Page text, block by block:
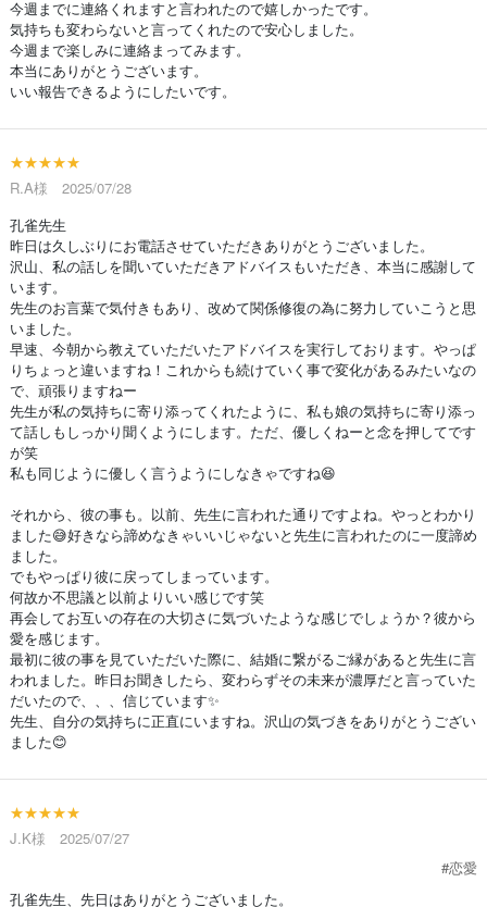
今週までに連絡くれますと言われたので嬉しかったです。
気持ちも変わらないと言ってくれたので安心しました。
今週まで楽しみに連絡まってみます。
本当にありがとうございます。
いい報告できるようにしたいです。
★★★★★
R.A様 2025/07/28
孔雀先生
昨日は久しぶりにお電話させていただきありがとうございました。
沢山、私の話しを聞いていただきアドバイスもいただき、本当に感謝して
います。
先生のお言葉で気付きもあり、改めて関係修復の為に努力していこうと思
いました。
早速、今朝から教えていただいたアドバイスを実行しております。やっぱ
りちょっと違いますね！これからも続けていく事で変化があるみたいなの
で、頑張りますねー
先生が私の気持ちに寄り添ってくれたように、私も娘の気持ちに寄り添っ
て話しもしっかり聞くようにします。ただ、優しくねーと念を押してです
が笑
私も同じように優しく言うようにしなきゃですね😆
それから、彼の事も。以前、先生に言われた通りですよね。やっとわかり
ました😅好きなら諦めなきゃいいじゃないと先生に言われたのに一度諦め
ました。
でもやっぱり彼に戻ってしまっています。
何故か不思議と以前よりいい感じです笑
再会してお互いの存在の大切さに気づいたような感じでしょうか？彼から
愛を感じます。
最初に彼の事を見ていただいた際に、結婚に繋がるご縁があると先生に言
われました。昨日お聞きしたら、変わらずその未来が濃厚だと言っていた
だいたので、、、信じています✨
先生、自分の気持ちに正直にいますね。沢山の気づきをありがとうござい
ました😊
★★★★★
J.K様 2025/07/27
#恋愛
孔雀先生、先日はありがとうございました。